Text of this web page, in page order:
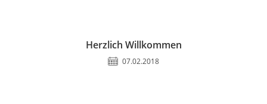
Herzlich Willkommen
07.02.2018